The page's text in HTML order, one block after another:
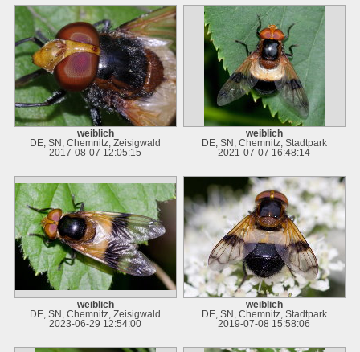
weiblich
DE, SN, Chemnitz, Zeisigwald
2017-08-07 12:05:15
weiblich
DE, SN, Chemnitz, Stadtpark
2021-07-07 16:48:14
weiblich
DE, SN, Chemnitz, Zeisigwald
2023-06-29 12:54:00
weiblich
DE, SN, Chemnitz, Stadtpark
2019-07-08 15:58:06